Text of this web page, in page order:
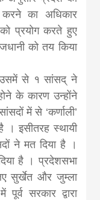
का अधिकार
प्रयोग करते हुए
को तय किया
से १ सांसद् ने
के कारण उन्होंने
में से ‘कर्णाली’
। इसीतरह स्थायी
ने मत दिया है ।
है । प्रदेशसभा
सुर्खेत और जुम्ला
सरकार द्वारा